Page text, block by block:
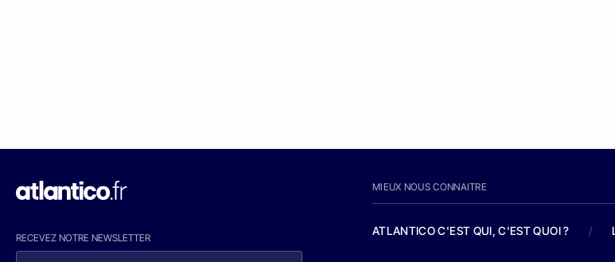
RECEVEZ NOTRE NEWSLETTER
MIEUX NOUS CONNAITRE
ATLANTICO C'EST QUI, C'EST QUOI ? /